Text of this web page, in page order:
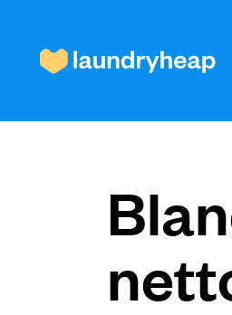
Prix et services